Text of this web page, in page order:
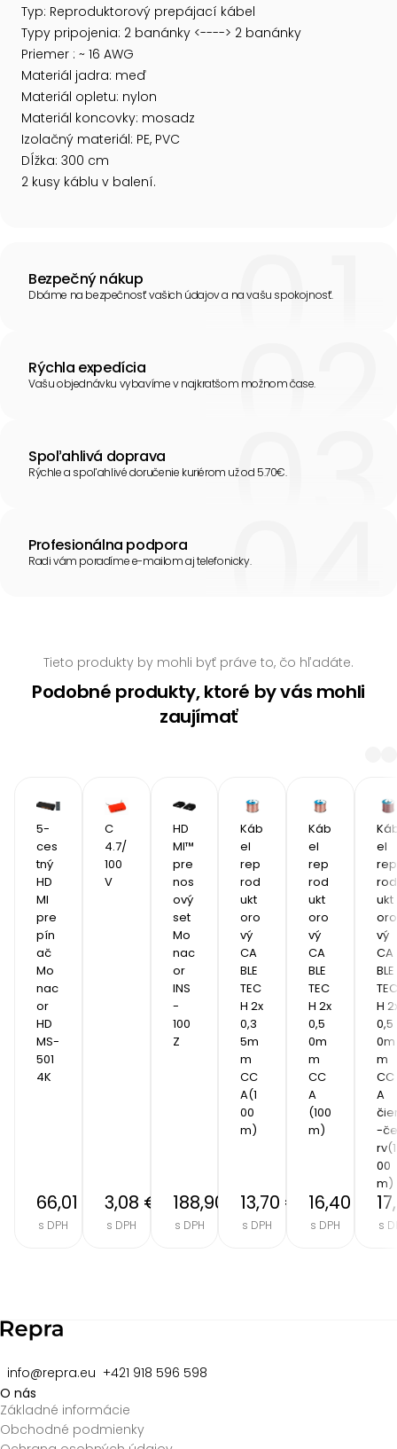
Typ: Reproduktorový prepájací kábel
Typy pripojenia: 2 banánky <----> 2 banánky
Priemer : ~ 16 AWG
Materiál jadra: meď
Materiál opletu: nylon
Materiál koncovky: mosadz
Izolačný materiál: PE, PVC
Dĺžka: 300 cm
2 kusy káblu v balení.
Bezpečný nákup
Dbáme na bezpečnosť vašich údajov a na vašu spokojnosť.
Rýchla expedícia
Vašu objednávku vybavíme v najkratšom možnom čase.
Spoľahlivá doprava
Rýchle a spoľahlivé doručenie kuriérom už od 5.70€.
Profesionálna podpora
Radi vám poradíme e-mailom aj telefonicky.
Tieto produkty by mohli byť práve to, čo hľadáte.
Podobné produkty, ktoré by vás mohli
zaujímať
5-
ces
tný
HD
MI
pre
pín
ač
Mo
nac
or
HD
MS-
501
4K
66,01 €
s DPH
C
4.7/
100
V
3,08 €
s DPH
HD
MI™
pre
nos
ový
set
Mo
nac
or
INS
-
100
Z
188,90 €
s DPH
Káb
el
rep
rod
ukt
oro
vý
CA
BLE
TEC
H 2x
0,3
5m
m
CC
A(1
00
m)
13,70 €
s DPH
Káb
el
rep
rod
ukt
oro
vý
CA
BLE
TEC
H 2x
0,5
0m
m
CC
A
(100
m)
16,40 €
s DPH
el
rep
rod
ukt
oro
vý
CA
BLE
TEC
H
0,5
0m
m
CC
A
-če
rv(1
00
m)
s
info@repra.eu +421 918 596 598
O nás
Základné informácie
Obchodné podmienky